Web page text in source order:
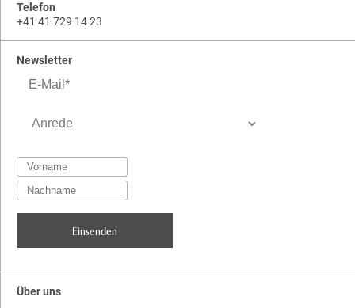
Telefon
+41 41 729 14 23
Newsletter
Über uns